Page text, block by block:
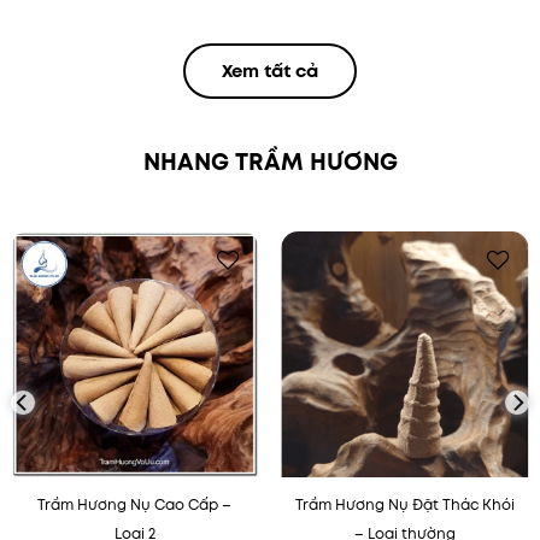
Xem tất cả
NHANG TRẦM HƯƠNG
Thêm
vào
mục
yêu
thích
Trầm Hương Nụ Cao Cấp –
Loại 2
Thêm
vào
mục
yêu
thích
Trầm Hương Nụ Đặt Thác Khói
– Loại thường